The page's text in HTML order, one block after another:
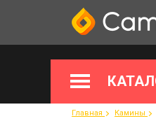
Главная Камины